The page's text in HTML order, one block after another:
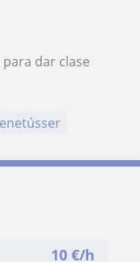
dar clase
10 €/h